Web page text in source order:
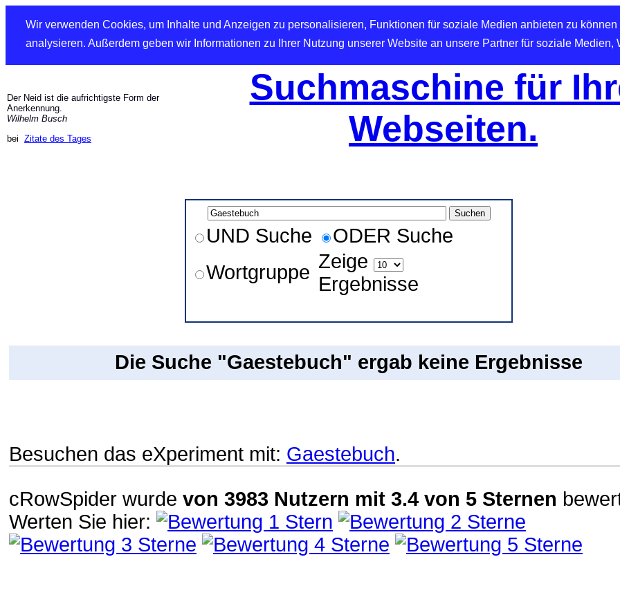
Wir verwenden Cookies, um Inhalte und Anzeigen zu personalisieren, Funktionen für soziale Medien anbieten zu
analysieren. Außerdem geben wir Informationen zu Ihrer Nutzung unserer Website an unsere Partner für soziale Medien,
Der Neid ist die aufrichtigste Form der
Anerkennung.
Wilhelm Busch
bei Zitate des Tages
Suchmaschine für
Webseiten.
UND Suche
ODER Suche
Wortgruppe Zeige
Ergebnisse
Die Suche "Gaestebuch" ergab keine Ergebnisse
Besuchen das eXperiment mit: Gaestebuch.
cRowSpider wurde von 3983 Nutzern mit 3.4 von 5 Sternen
Werten Sie hier: